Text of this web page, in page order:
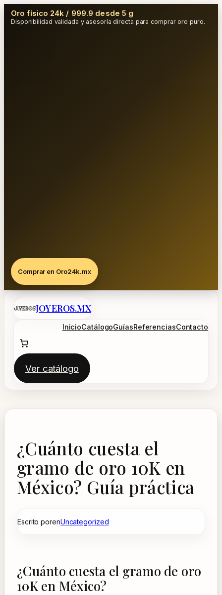
Oro físico 24k / 999.9 desde 5 g
Disponibilidad validada y asesoría directa para comprar oro puro.
Comprar en Oro24k.mx
Saltar
JOYEROS.MX
InicioCatálogoGuíasReferenciasContacto
Ver catálogo
¿Cuánto cuesta el
gramo de oro 10K en
México? Guía práctica
Escrito porenUncategorized
¿Cuánto cuesta el gramo de oro
10K en México?